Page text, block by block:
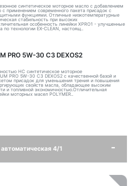
синтетическое моторное масло с добавлением
с применением современного пакета присадок с
функциями. Отличные низкотемпературные
стабильность при высоких
особенность линейки XPRO1 - улучшенные
технологии EX-CLEAN, настоящ..
PRO 5W-30 C3 DEXOS2
HC синтетическое моторное
PRO 5W-30 C3 DEXOS2 с качественной базой и
присадок для уменьшения трения и повышения
свойств масла, обладающее высоким
и топливной экономичностью.Отличительная
моторных масел POLYMER..
4/1